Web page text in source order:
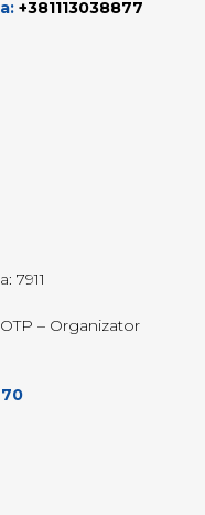
+381113038877
7911
– Organizator